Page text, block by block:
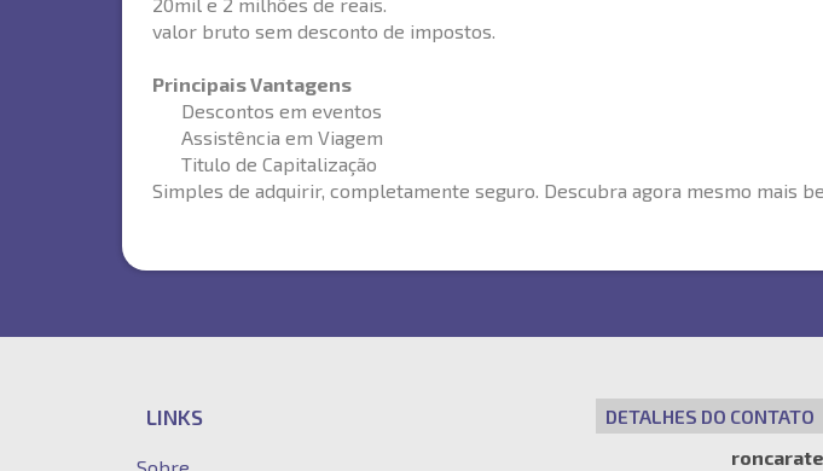
valor bruto sem desconto de impostos.
Principais Vantagens
Descontos em eventos
Assistência em Viagem
Titulo de Capitalização
Simples de adquirir, completamente seguro. Descubra agora mesmo mais
LINKS
Sobre
DETALHES DO CONTATO